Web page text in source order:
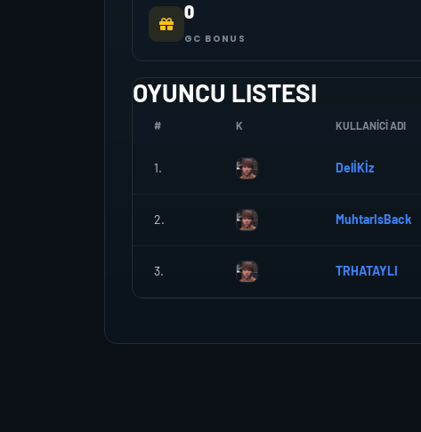
0
GC BONUS
OYUNCU LISTESI
# K KULLANICI ADI
1. DelİKİz
2. MuhtarIsBack
3. TRHATAYLI